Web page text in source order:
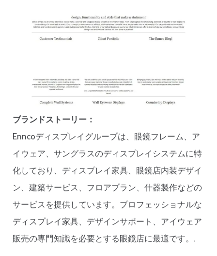
ブランドストーリー：
Enncoディスプレイグループは、眼鏡フレーム、ア
イウェア、サングラスのディスプレイシステムに特
化しており、ディスプレイ家具、眼鏡店内装デザイ
ン、建築サービス、フロアプラン、什器製作などの
サービスを提供しています。プロフェッショナルな
ディスプレイ家具、デザインサポート、アイウェア
販売の専門知識を必要とする眼鏡店に最適です。.